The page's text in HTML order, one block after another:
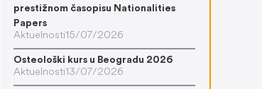
prestižnom časopisu Nationalities
Papers
Aktuelnosti15/07/2026
Osteološki kurs u Beogradu 2026
Aktuelnosti13/07/2026